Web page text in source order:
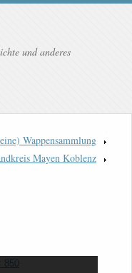
und anderes
Wappensammlung
Mayen Koblenz
850